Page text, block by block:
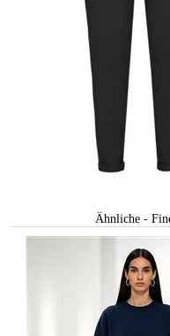
Ähnliche -